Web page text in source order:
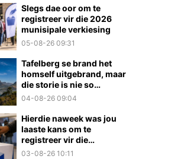
Slegs dae oor om te
registreer vir die 2026
munisipale verkiesing
05-08-26 09:31
Tafelberg se brand het
homself uitgebrand, maar
die storie is nie so
eenvoudig nie
04-08-26 09:04
Hierdie naweek was jou
laaste kans om te
registreer vir die
munisipale verkiesings
03-08-26 10:11